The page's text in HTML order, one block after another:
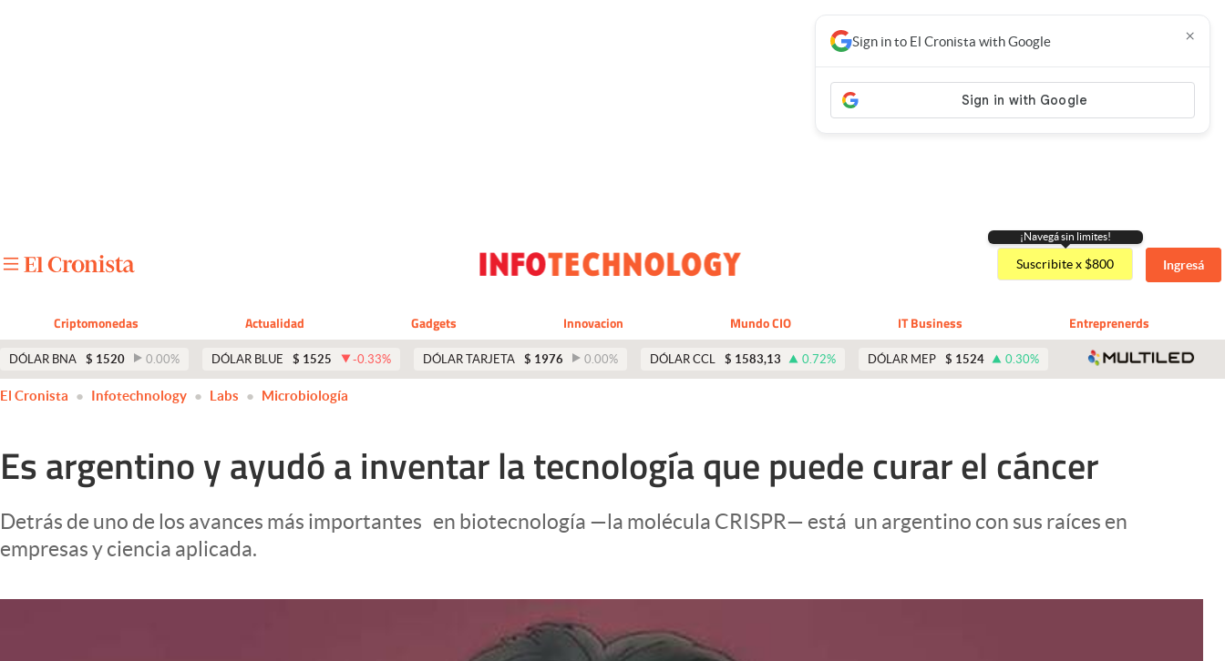
Apertura
Mundial 2026
Eventos Corporativos
¡Navegá sin limites!
Suscribite x $800 Ingresá
Criptomonedas Actualidad Gadgets Innovacion Mundo CIO IT Business Entreprenerds
DÓLAR BNA $ 1520 0.00% DÓLAR BLUE $ 1525 -0.33% DÓLAR TARJETA $ 1976 0.00% DÓLAR CCL $ 1583,13 0.72% DÓLAR MEP $ 1524 0.30%
Sign in to El Cronista with Google ×
El Cronista Infotechnology Labs Microbiología
Es argentino y ayudó a inventar la tecnología que puede curar el cáncer
Detrás de uno de los avances más importantes en biotecnología —la molécula CRISPR— está un argentino con sus raíces en
empresas y ciencia aplicada.